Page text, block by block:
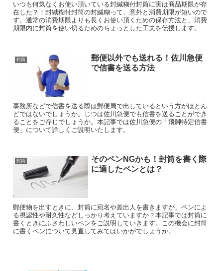
いつも何気なくお使い頂いている封緘糊付封筒に実は商品期限が存
在した？！封緘糊付封筒の封緘糊って、意外と消費期限が短いので
す。通常の消費期限よりも長くお使い頂くための保存方法と、消費
期限内に封筒を使い切るためのちょっとした工夫を伝授します。
封筒
郵便以外でも送れる！佐川急便
で信書を送る方法
事務所などで信書を送る際は郵便局で出しているという方がほとん
どではないでしょうか。じつは佐川急便でも信書を送ることができ
ることをご存じでしょうか。本記事では佐川急便の「飛脚特定信書
便」について詳しくご説明いたします。
封筒
そのペンNGかも！封筒を書く際
に適したペンとは？
郵便物を出すときに、封筒に宛名や差出人を書きますが、ペンによ
る視認性や耐久性などしっかり考えていますか？本記事では封筒に
書くときにふさわしいペンをご説明していきます。この機会に封筒
に書くペンについて見直してみてはいかがでしょうか。